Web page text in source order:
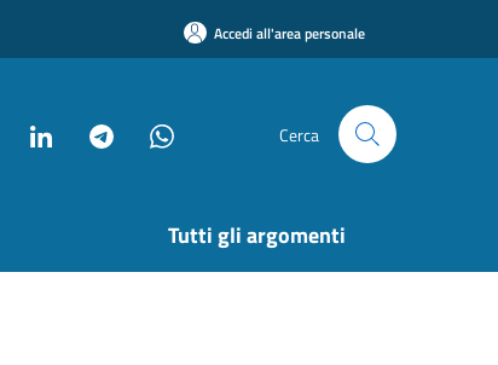
Accedi all'area personale
Cerca
Tutti gli argomenti